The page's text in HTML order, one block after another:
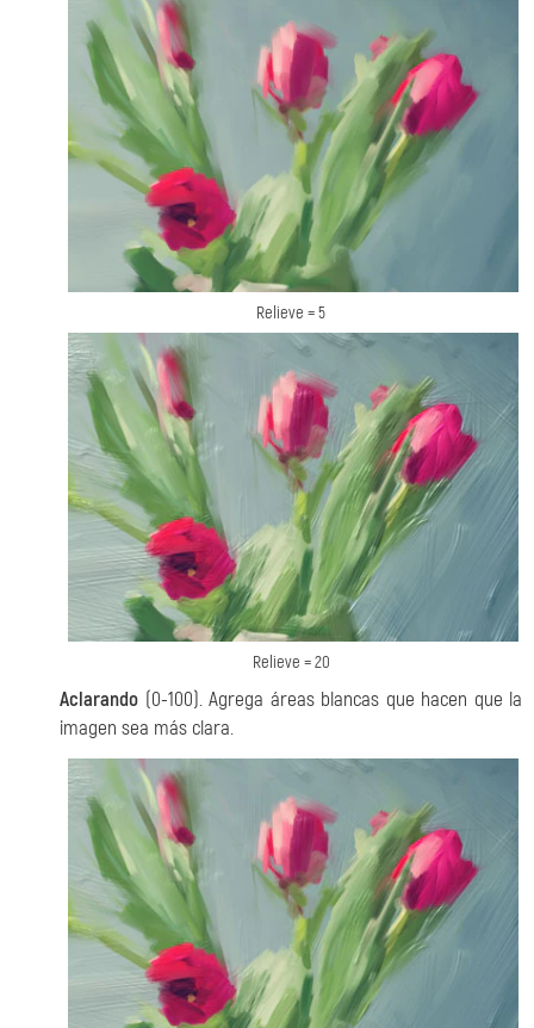
Relieve = 5
Relieve = 20
Aclarando (0-100). Agrega áreas blancas que hacen que la
imagen sea más clara.